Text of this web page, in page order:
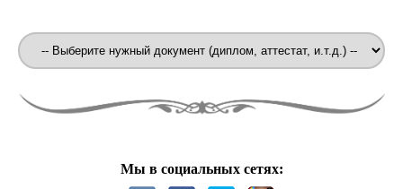
Мы в социальных сетях: